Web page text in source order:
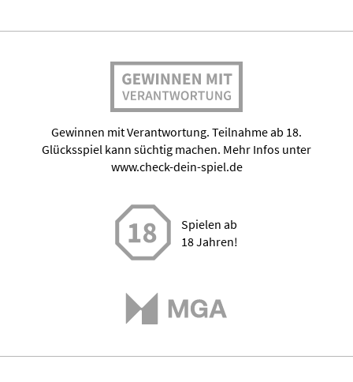
Gewinnen mit Verantwortung. Teilnahme ab 18.
Glücksspiel kann süchtig machen. Mehr Infos unter
www.check-dein-spiel.de
Spielen ab
18 Jahren!